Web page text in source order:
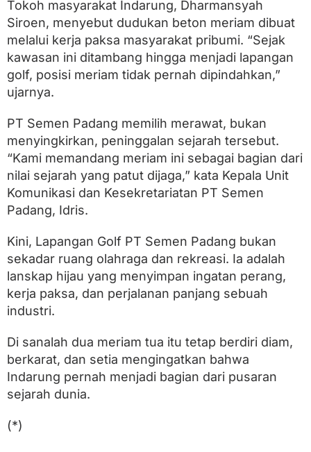
Tokoh masyarakat Indarung, Dharmansyah
Siroen, menyebut dudukan beton meriam dibuat
melalui kerja paksa masyarakat pribumi. “Sejak
kawasan ini ditambang hingga menjadi lapangan
golf, posisi meriam tidak pernah dipindahkan,”
ujarnya.
PT Semen Padang memilih merawat, bukan
menyingkirkan, peninggalan sejarah tersebut.
“Kami memandang meriam ini sebagai bagian dari
nilai sejarah yang patut dijaga,” kata Kepala Unit
Komunikasi dan Kesekretariatan PT Semen
Padang, Idris.
Kini, Lapangan Golf PT Semen Padang bukan
sekadar ruang olahraga dan rekreasi. Ia adalah
lanskap hijau yang menyimpan ingatan perang,
kerja paksa, dan perjalanan panjang sebuah
industri.
Di sanalah dua meriam tua itu tetap berdiri diam,
berkarat, dan setia mengingatkan bahwa
Indarung pernah menjadi bagian dari pusaran
sejarah dunia.
(*)